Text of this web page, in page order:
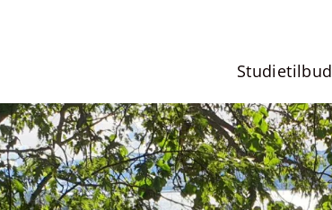
Studietilbud